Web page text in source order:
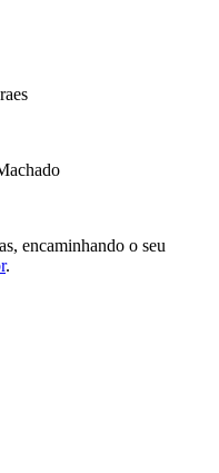
encaminhando o seu
.